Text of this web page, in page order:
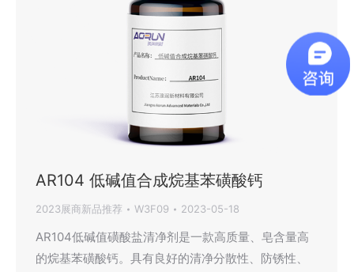
AR104 低碱值合成烷基苯磺酸钙
2023展商新品推荐 W3F09 2023-05-18
AR104低碱值磺酸盐清净剂是一款高质量、皂含量高
的烷基苯磺酸钙。具有良好的清净分散性、防锈性、